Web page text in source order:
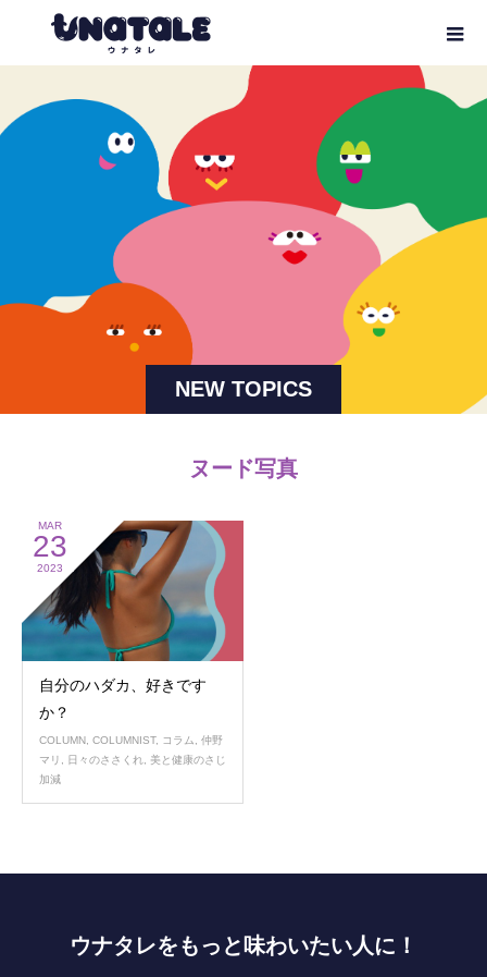
NEW TOPICS
ヌード写真
MAR
23
2023
自分のハダカ、好きです
か？
COLUMN, COLUMNIST, コラム, 仲野
マリ , 日々のささくれ, 美と健康のさじ
加減
ウナタレをもっと味わいたい人に！